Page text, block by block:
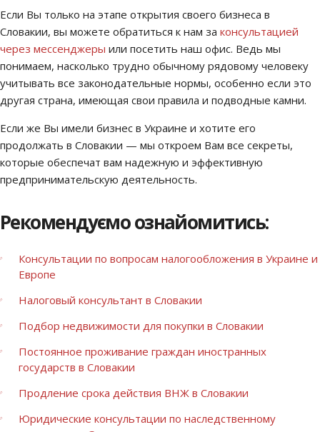
Если Вы только на этапе открытия своего бизнеса в
Словакии, вы можете обратиться к нам за консультацией
через мессенджеры или посетить наш офис. Ведь мы
понимаем, насколько трудно обычному рядовому человеку
учитывать все законодательные нормы, особенно если это
другая страна, имеющая свои правила и подводные камни.
Если же Вы имели бизнес в Украине и хотите его
продолжать в Словакии — мы откроем Вам все секреты,
которые обеспечат вам надежную и эффективную
предпринимательскую деятельность.
Рекомендуємо ознайомитись:
Консультации по вопросам налогообложения в Украине и
Европе
Налоговый консультант в Словакии
Подбор недвижимости для покупки в Словакии
Постоянное проживание граждан иностранных
государств в Словакии
Продление срока действия ВНЖ в Словакии
Юридические консультации по наследственному